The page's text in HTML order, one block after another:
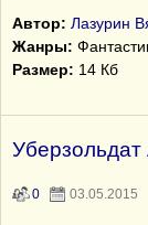
Автор: Лазурин
Жанры:
Размер: 14 Кб
0 03.05.2015